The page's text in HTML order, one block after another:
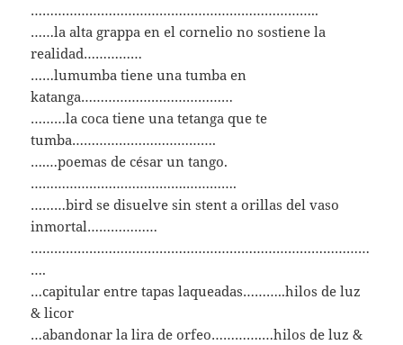
………………………………………………………………..
……la alta grappa en el cornelio no sostiene la
realidad……………
……lumumba tiene una tumba en
katanga…………………………………
………la coca tiene una tetanga que te
tumba……………………………….
….…poemas de césar un tango.
………………………………….………….
………bird se disuelve sin stent a orillas del vaso
inmortal………………
……………………………………………………………………………
….
…capitular entre tapas laqueadas………..hilos de luz
& licor
…abandonar la lira de orfeo………….…hilos de luz &